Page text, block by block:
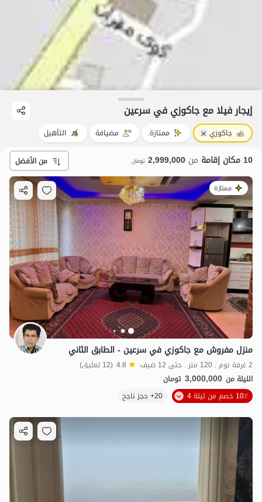
إيجار فيلا مع جاكوزي في سرعین
جاكوزي ممتازة. مضيافة التأهيل
10 مكان إقامة من 2,999,000 تومان من الأفضل
ممتازة
منزل مفروش مع جاكوزي في سرعين - الطابق الثاني
2 غرفة نوم . 120 متر . حتى 12 ضيف 4.8 (12 تعليق)
الليلة من 3,000,000 تومان
10٪ خصم من ليلة 4
20+ حجز ناجح